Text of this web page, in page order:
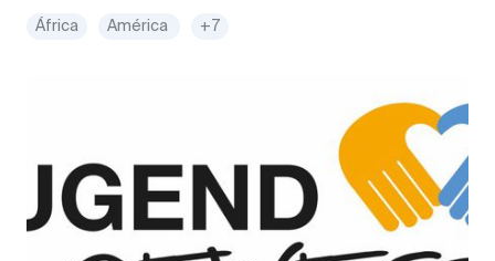
África América +7